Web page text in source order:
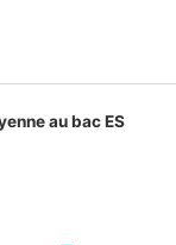
au bac ES